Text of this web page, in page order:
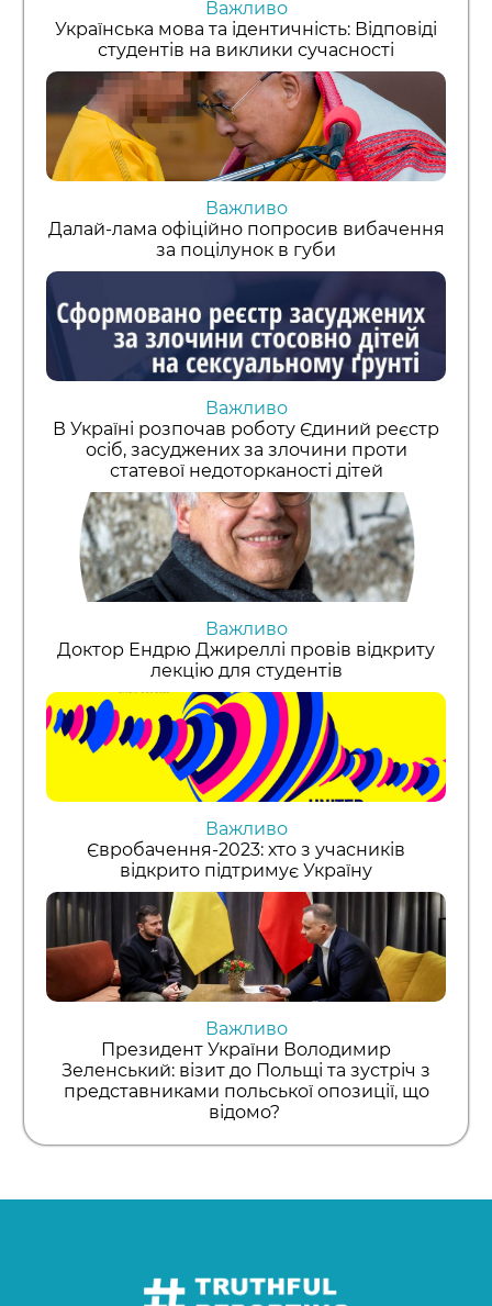
Важливо
Українська мова та ідентичність: Відповіді
студентів на виклики сучасності
Важливо
Далай-лама офіційно попросив вибачення
за поцілунок в губи
Важливо
В Україні розпочав роботу Єдиний реєстр
осіб, засуджених за злочини проти
статевої недоторканості дітей
Важливо
Доктор Ендрю Джиреллі провів відкриту
лекцію для студентів
Важливо
Євробачення-2023: хто з учасників
відкрито підтримує Україну
Важливо
Президент України Володимир
Зеленський: візит до Польщі та зустріч з
представниками польської опозиції, що
відомо?